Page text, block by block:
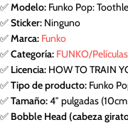
✅Modelo: Funko Pop:
✅Sticker: Ninguno
✅Marca: Funko
✅Categoría: FUNKO/
✅ Licencia: HOW TO TRAIN
✅Tipo de producto: Funko
✅Tamaño:4″ pulgadas
✅ Bobble Head (cabeza